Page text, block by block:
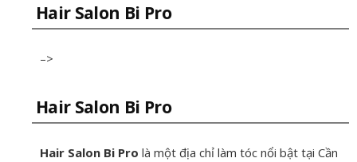
Hair Salon Bi Pro
–>
Hair Salon Bi Pro
Hair Salon Bi Pro là một địa chỉ làm tóc nổi bật tại Cần